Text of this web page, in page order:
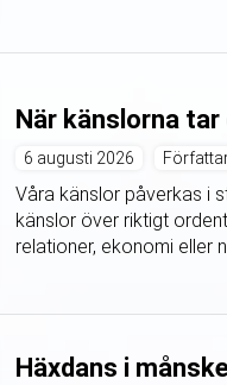
När känslorna
6 augusti 2026
Våra känslor påverkas i
känslor över riktigt
relationer, ekonomi eller
Häxdans i